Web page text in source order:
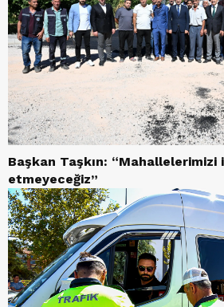
Başkan Taşkın: “Mahallelerimizi
etmeyeceğiz”